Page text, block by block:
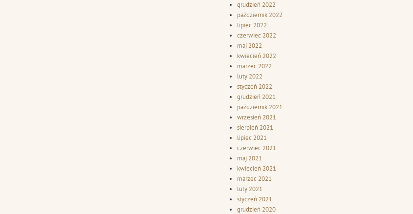
grudzień 2022
październik 2022
lipiec 2022
czerwiec 2022
maj 2022
kwiecień 2022
marzec 2022
luty 2022
styczeń 2022
grudzień 2021
październik 2021
wrzesień 2021
sierpień 2021
lipiec 2021
czerwiec 2021
maj 2021
kwiecień 2021
marzec 2021
luty 2021
styczeń 2021
grudzień 2020